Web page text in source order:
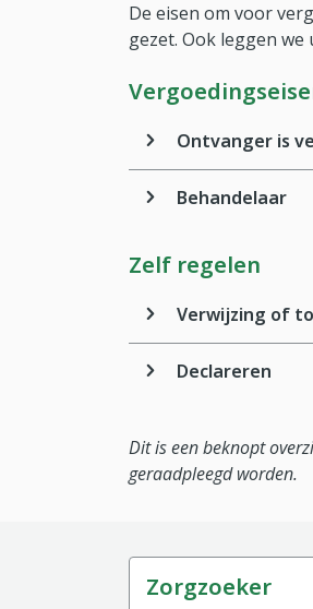
De eisen om voor
gezet. Ook leggen
Ontvanger is
Behandelaar
Zelf regelen
Verwijzing of
Declareren
Dit is een beknopt
geraadpleegd worden.
Zorgzoeker